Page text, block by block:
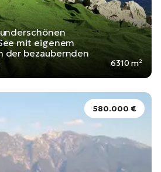
mit eigenem
der bezaubernden
6310 m²
580.000 €